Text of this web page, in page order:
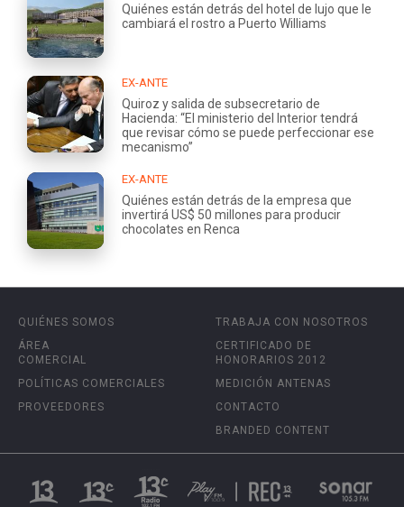
Quiénes están detrás del hotel de lujo que le
cambiará el rostro a Puerto Williams
EX-ANTE
Quiroz y salida de subsecretario de
Hacienda: “El ministerio del Interior tendrá
que revisar cómo se puede perfeccionar ese
mecanismo”
EX-ANTE
Quiénes están detrás de la empresa que
invertirá US$ 50 millones para producir
chocolates en Renca
QUIÉNES SOMOS
ÁREA
COMERCIAL
POLÍTICAS COMERCIALES
PROVEEDORES
TRABAJA CON NOSOTROS
CERTIFICADO DE
HONORARIOS 2012
MEDICIÓN ANTENAS
CONTACTO
BRANDED CONTENT